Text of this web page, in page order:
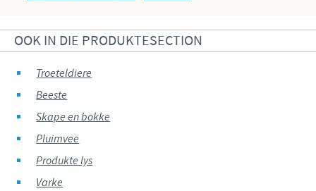
OOK IN DIE PRODUKTESECTION
Troeteldiere
Beeste
Skape en bokke
Pluimvee
Produkte lys
Varke